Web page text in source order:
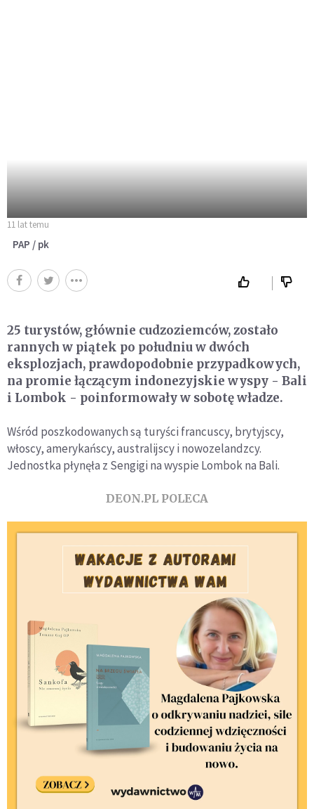
11 lat temu
PAP / pk
25 turystów, głównie cudzoziemców, zostało
rannych w piątek po południu w dwóch
eksplozjach, prawdopodobnie przypadkowych,
na promie łączącym indonezyjskie wyspy - Bali
i Lombok - poinformowały w sobotę władze.
Wśród poszkodowanych są turyści francuscy, brytyjscy,
włoscy, amerykańscy, australijscy i nowozelandzcy.
Jednostka płynęła z Sengigi na wyspie Lombok na Bali.
DEON.PL POLECA